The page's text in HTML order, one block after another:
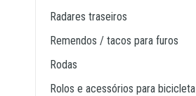
radares traseiros
remendos / tacos para furos
rodas
rolos e acessórios para bicicleta